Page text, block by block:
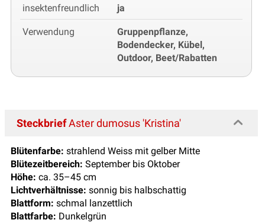
insektenfreundlich ja
Verwendung
Gruppenpflanze,
Bodendecker, Kübel,
Outdoor, Beet/Rabatten
SteckbriefAster dumosus 'Kristina'
Blütenfarbe: strahlend Weiss mit gelber Mitte
Blütezeitbereich: September bis Oktober
Höhe: ca. 35–45 cm
Lichtverhältnisse: sonnig bis halbschattig
Blattform: schmal lanzettlich
Blattfarbe: Dunkelgrün